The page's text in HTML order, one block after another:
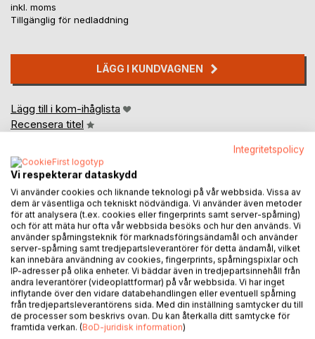
inkl. moms
Tillgänglig för nedladdning
LÄGG I KUNDVAGNEN
Lägg till i kom-ihåglista
Recensera titel
BESKRIVNING
Vi har väl alla varit med om det. Man bestämmer sig för att
nu minsann ska jag börja tänka positivt! Jag är lycklig och
framgångsrik! Man visualiserar det man vill ha, med stora
förhoppningar! Efter en tid har det dock inte hänt så mycket
positivt. Det känns motigt och de positiva affirmationerna
Integritetspolicy
Vi respekterar dataskydd
Vi använder cookies och liknande teknologi på vår webbsida. Vissa av
dem är väsentliga och tekniskt nödvändiga. Vi använder även metoder
för att analysera (t.ex. cookies eller fingerprints samt server-spårning)
och för att mäta hur ofta vår webbsida besöks och hur den används. Vi
använder spårningsteknik för marknadsföringsändamål och använder
server-spårning samt tredjepartsleverantörer för detta ändamål, vilket
kan innebära användning av cookies, fingerprints, spårningspixlar och
IP-adresser på olika enheter. Vi bäddar även in tredjepartsinnehåll från
andra leverantörer (videoplattformar) på vår webbsida. Vi har inget
inflytande över den vidare databehandlingen eller eventuell spårning
från tredjepartsleverantörens sida. Med din inställning samtycker du till
de processer som beskrivs ovan. Du kan återkalla ditt samtycke för
framtida verkan. (BoD-juridisk information)